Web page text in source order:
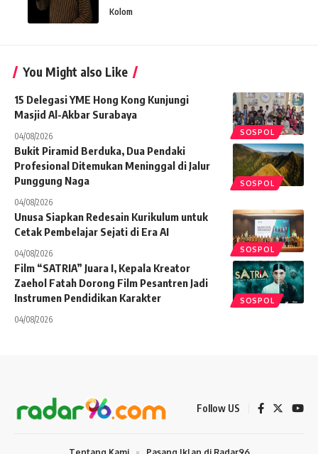
Kolom
You Might also Like
SOSPOL
15 Delegasi YME Hong Kong Kunjungi
Masjid Al-Akbar Surabaya
04/08/2026
SOSPOL
Bukit Piramid Berduka, Dua Pendaki
Profesional Ditemukan Meninggal di Jalur
Punggung Naga
04/08/2026
SOSPOL
Unusa Siapkan Redesain Kurikulum untuk
Cetak Pembelajar Sejati di Era AI
04/08/2026
SOSPOL
Film “SATRIA” Juara I, Kepala Kreator
Zaehol Fatah Dorong Film Pesantren Jadi
Instrumen Pendidikan Karakter
04/08/2026
Follow US